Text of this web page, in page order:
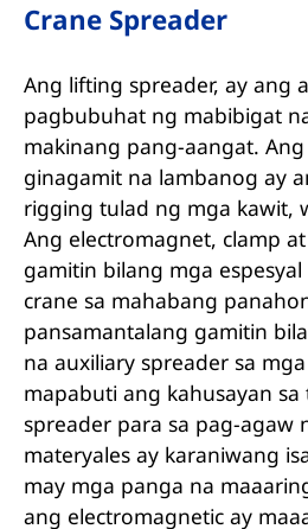
Crane Spreader
Ang lifting spreader, ay ang
pagbubuhat ng mabibigat
makinang pang-aangat.
ginagamit na lambanog ay
rigging tulad ng mga kawit,
Ang electromagnet, clamp
gamitin bilang mga
crane sa mahabang
pansamantalang gamitin
na auxiliary spreader sa
mapabuti ang kahusayan
spreader para sa pag-agaw
materyales ay karaniwang
may mga panga na
ang electromagnetic ay